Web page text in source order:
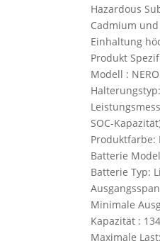
Hazardous
Cadmium
Einhaltung
Produkt
Modell :
SOC-
Produktfarbe:
Batterie
Batterie Typ:
Minimale
Kapazität :
Maximale